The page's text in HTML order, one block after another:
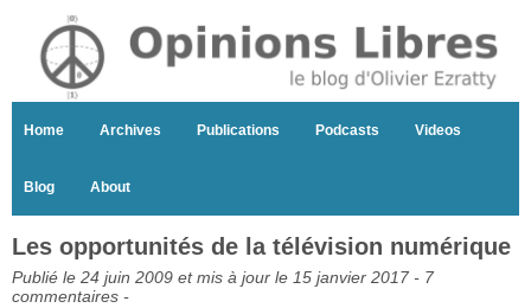
Home Archives Publications Podcasts Videos
Blog About
Les opportunités de la télévision numérique
Publié le 24 juin 2009 et mis à jour le 15 janvier 2017 - 7
commentaires -